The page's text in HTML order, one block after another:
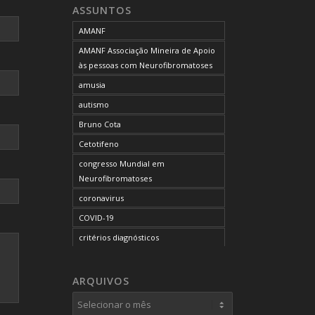
ASSUNTOS
AMANF
AMANF Associação Mineira de Apoio
às pessoas com Neurofibromatoses
amusia
autismo
Bruno Cota
Cetotifeno
congresso Mundial em
Neurofibromatoses
coronavirus
COVID-19
critérios diagnósticos
curso de capacitação
auditivo
ARQUIVOS